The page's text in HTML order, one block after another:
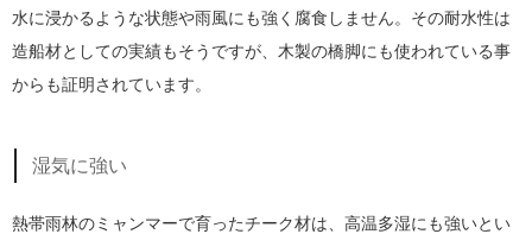
水に浸かるような状態や雨風にも強く腐食しません。その耐水性は
造船材としての実績もそうですが、木製の橋脚にも使われている事
からも証明されています。
湿気に強い
熱帯雨林のミャンマーで育ったチーク材は、高温多湿にも強いとい